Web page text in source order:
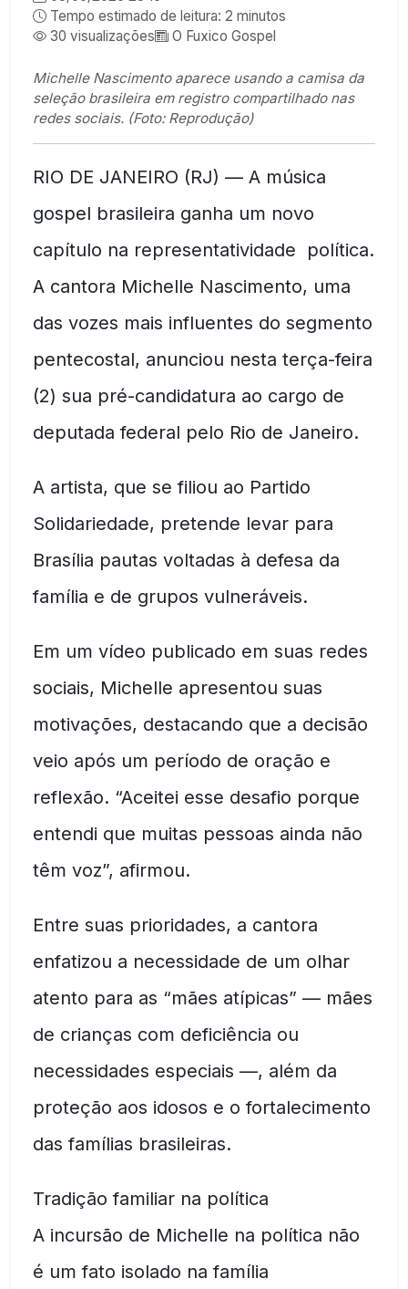
Tempo estimado de leitura: 2 minutos
30 visualizações
O Fuxico Gospel
Michelle Nascimento aparece usando a camisa da
seleção brasileira em registro compartilhado nas
redes sociais. (Foto: Reprodução)
RIO DE JANEIRO (RJ) — A música
gospel brasileira ganha um novo
capítulo na representatividade política.
A cantora Michelle Nascimento, uma
das vozes mais influentes do segmento
pentecostal, anunciou nesta terça-feira
(2) sua pré-candidatura ao cargo de
deputada federal pelo Rio de Janeiro.
A artista, que se filiou ao Partido
Solidariedade, pretende levar para
Brasília pautas voltadas à defesa da
família e de grupos vulneráveis.
Em um vídeo publicado em suas redes
sociais, Michelle apresentou suas
motivações, destacando que a decisão
veio após um período de oração e
reflexão. “Aceitei esse desafio porque
entendi que muitas pessoas ainda não
têm voz”, afirmou.
Entre suas prioridades, a cantora
enfatizou a necessidade de um olhar
atento para as “mães atípicas” — mães
de crianças com deficiência ou
necessidades especiais —, além da
proteção aos idosos e o fortalecimento
das famílias brasileiras.
Tradição familiar na política
A incursão de Michelle na política não
é um fato isolado na família